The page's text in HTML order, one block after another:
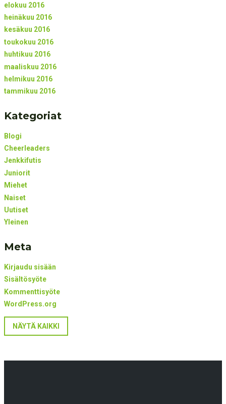
elokuu 2016
heinäkuu 2016
kesäkuu 2016
toukokuu 2016
huhtikuu 2016
maaliskuu 2016
helmikuu 2016
tammikuu 2016
Kategoriat
Blogi
Cheerleaders
Jenkkifutis
Juniorit
Miehet
Naiset
Uutiset
Yleinen
Meta
Kirjaudu sisään
Sisältösyöte
Kommenttisyöte
WordPress.org
NÄYTÄ KAIKKI